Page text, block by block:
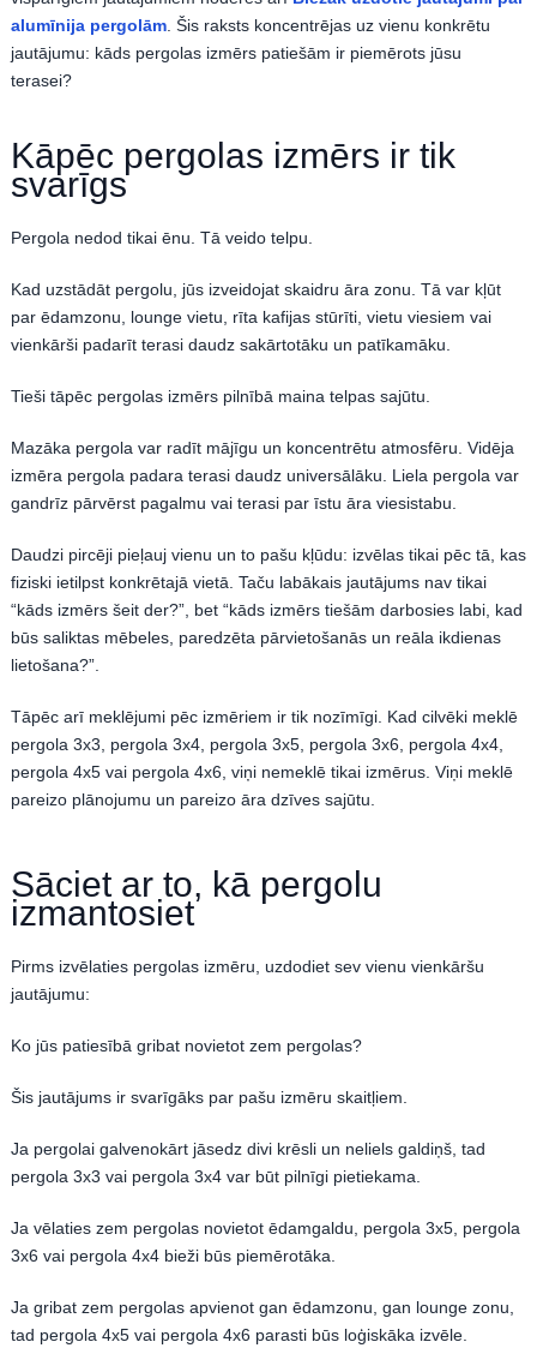
alumīnija pergolām. Šis raksts koncentrējas uz vienu konkrētu
jautājumu: kāds pergolas izmērs patiešām ir piemērots jūsu
terasei?
Kāpēc pergolas izmērs ir tik
svarīgs
Pergola nedod tikai ēnu. Tā veido telpu.
Kad uzstādāt pergolu, jūs izveidojat skaidru āra zonu. Tā var kļūt
par ēdamzonu, lounge vietu, rīta kafijas stūrīti, vietu viesiem vai
vienkārši padarīt terasi daudz sakārtotāku un patīkamāku.
Tieši tāpēc pergolas izmērs pilnībā maina telpas sajūtu.
Mazāka pergola var radīt mājīgu un koncentrētu atmosfēru. Vidēja
izmēra pergola padara terasi daudz universālāku. Liela pergola var
gandrīz pārvērst pagalmu vai terasi par īstu āra viesistabu.
Daudzi pircēji pieļauj vienu un to pašu kļūdu: izvēlas tikai pēc tā, kas
fiziski ietilpst konkrētajā vietā. Taču labākais jautājums nav tikai
“kāds izmērs šeit der?”, bet “kāds izmērs tiešām darbosies labi, kad
būs saliktas mēbeles, paredzēta pārvietošanās un reāla ikdienas
lietošana?”.
Tāpēc arī meklējumi pēc izmēriem ir tik nozīmīgi. Kad cilvēki meklē
pergola 3x3, pergola 3x4, pergola 3x5, pergola 3x6, pergola 4x4,
pergola 4x5 vai pergola 4x6, viņi nemeklē tikai izmērus. Viņi meklē
pareizo plānojumu un pareizo āra dzīves sajūtu.
Sāciet ar to, kā pergolu
izmantosiet
Pirms izvēlaties pergolas izmēru, uzdodiet sev vienu vienkāršu
jautājumu:
Ko jūs patiesībā gribat novietot zem pergolas?
Šis jautājums ir svarīgāks par pašu izmēru skaitļiem.
Ja pergolai galvenokārt jāsedz divi krēsli un neliels galdiņš, tad
pergola 3x3 vai pergola 3x4 var būt pilnīgi pietiekama.
Ja vēlaties zem pergolas novietot ēdamgaldu, pergola 3x5, pergola
3x6 vai pergola 4x4 bieži būs piemērotāka.
Ja gribat zem pergolas apvienot gan ēdamzonu, gan lounge zonu,
tad pergola 4x5 vai pergola 4x6 parasti būs loģiskāka izvēle.